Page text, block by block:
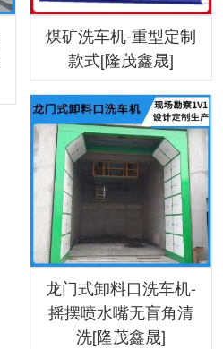
煤矿洗车机-重型定制
款式[隆茂鑫晟]
龙门式卸料口洗车机-
摇摆喷水嘴无盲角清
洗[隆茂鑫晟]